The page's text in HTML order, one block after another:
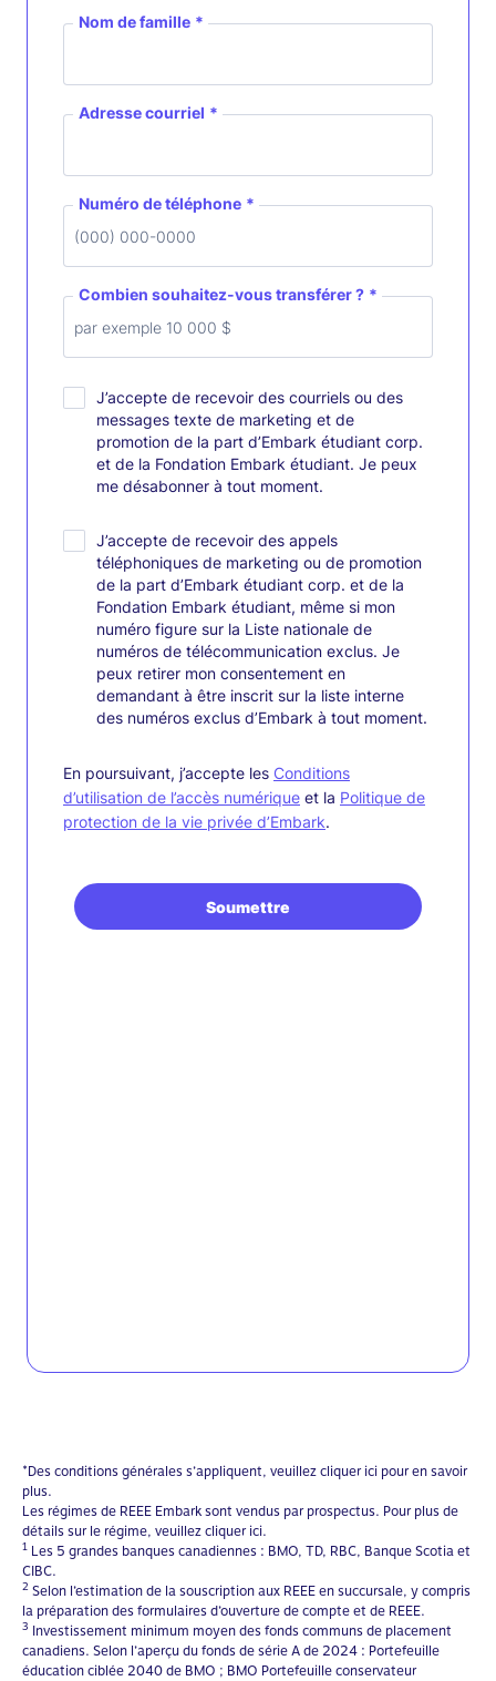
*Des conditions générales s’appliquent, veuillez cliquer ici pour en savoir
plus.
Les régimes de REEE Embark sont vendus par prospectus. Pour plus de
détails sur le régime, veuillez cliquer ici.
1 Les 5 grandes banques canadiennes : BMO, TD, RBC, Banque Scotia et
CIBC.
2 Selon l’estimation de la souscription aux REEE en succursale, y compris
la préparation des formulaires d’ouverture de compte et de REEE.
3 Investissement minimum moyen des fonds communs de placement
canadiens. Selon l’aperçu du fonds de série A de 2024 : Portefeuille
éducation ciblée 2040 de BMO ; BMO Portefeuille conservateur